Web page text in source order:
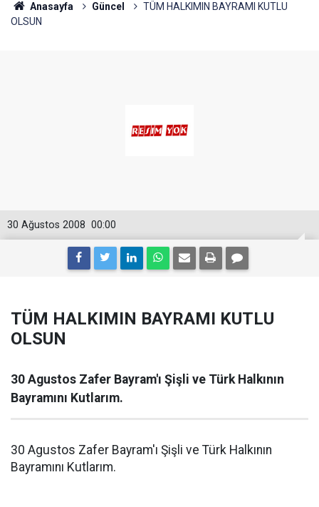
Anasayfa Güncel
TÜM HALKIMIN BAYRAMI KUTLU
OLSUN
00:00
30 Ağustos 2008
TÜM HALKIMIN BAYRAMI KUTLU
OLSUN
30 Agustos Zafer Bayram'ı Şişli ve Türk Halkının
Bayramını Kutlarım.
30 Agustos Zafer Bayram'ı Şişli ve Türk Halkının
Bayramını Kutlarım.